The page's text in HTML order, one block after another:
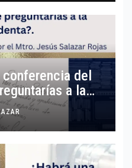
del
a la